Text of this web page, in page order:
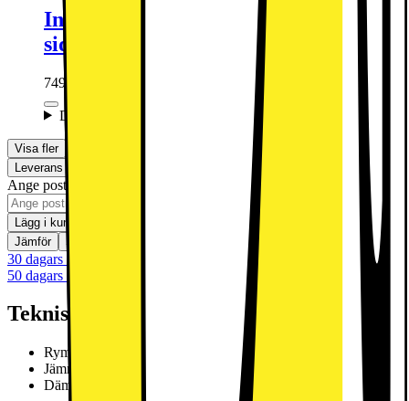
Installation av kylskåp (gäller EJ
side-by-side)
749.-
Detta ingår:
Visa fler
Leverans
Ange postnummer för leveransinformation
Lägg i kundvagn
Jämför
Spara
30 dagars öppet köp
50 dagars öppet köp för klubbmedlemmar
Teknisk specifikation
Rymlig låda med justerbar fuktighet – DailyFresh
Jämn temperaturfördelning inuti hela kylskåpet – DynaCool
Dämpad stängning av dörren med SoftClose